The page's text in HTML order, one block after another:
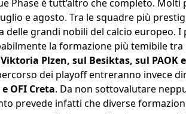
Phase è tutt’altro che completo.
e agosto. Tra le squadre più
delle grandi nobili del calcio europeo.
la formazione più temibile
Plzen, sul Besiktas, sul PAOK
dei playoff entreranno invece
OFI Creta. Da non sottovalutare
prevede infatti che diverse